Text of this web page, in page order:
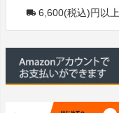
6,600(税込)円以上